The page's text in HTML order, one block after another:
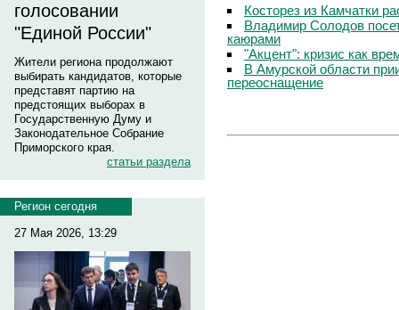
голосовании
"Единой России"
Жители региона продолжают
выбирать кандидатов, которые
представят партию на
предстоящих выборах в
Государственную Думу и
Законодательное Собрание
Приморского края.
статьи раздела
Регион сегодня
27 Мая 2026, 13:29
Косторез из Камчатки
Владимир Солодов
каюрами
"Акцент": кризис как
В Амурской области
переоснащение